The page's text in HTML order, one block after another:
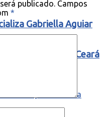
Gabriella Aguiar
ao Governo do Ceará
publicado. Campos
*